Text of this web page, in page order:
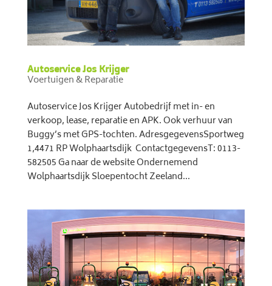
Autoservice Jos Krijger
Voertuigen & Reparatie
Autoservice Jos Krijger Autobedrijf met in- en
verkoop, lease, reparatie en APK. Ook verhuur van
Buggy’s met GPS-tochten. AdresgegevensSportweg
1,4471 RP Wolphaartsdijk ContactgegevensT: 0113-
582505 Ga naar de website Ondernemend
Wolphaartsdijk Sloepentocht Zeeland...